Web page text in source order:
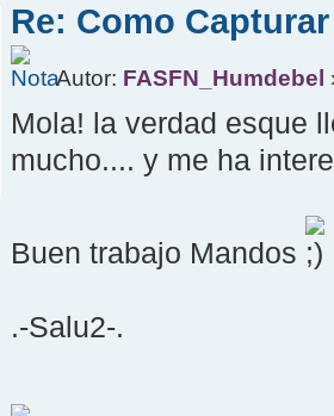
Re: Como
Autor: FASFN_Humdebel
Mola! la verdad esque
mucho.... y me ha
Buen trabajo Mandos
.-Salu2-.